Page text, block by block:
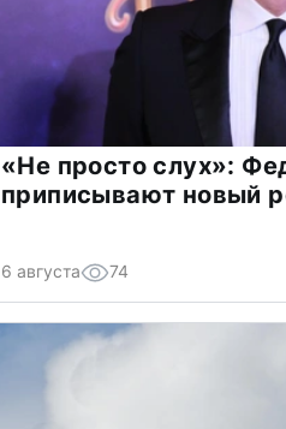
«Не просто слух»:
приписывают новый
6 августа 74